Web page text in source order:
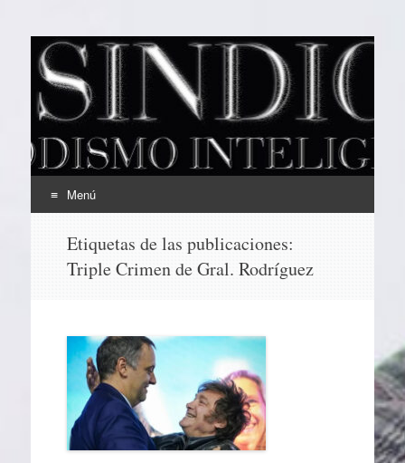
EL SINDICAL
Periodismo Inteligente
Menú
contenido
Etiquetas de las publicaciones:
Triple Crimen de Gral. Rodríguez